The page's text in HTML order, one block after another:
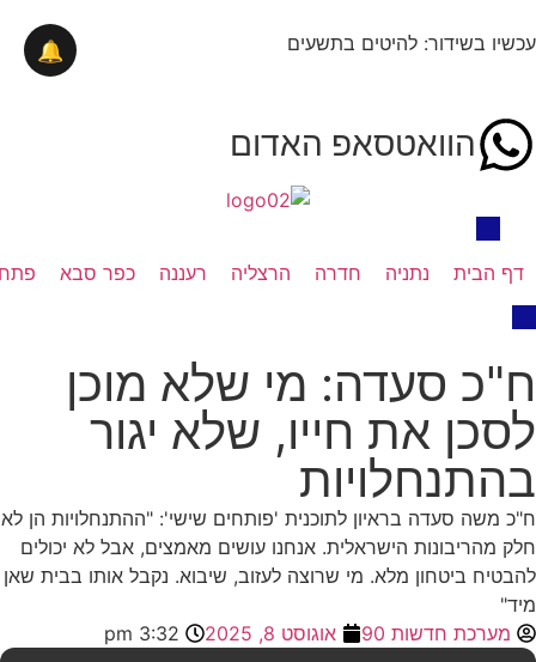
עכשיו בשידור: להיטים בתשעים
הוואטסאפ האדום
דף הבית נתניה חדרה הרצליה רעננה כפר סבא
ח"כ סעדה: מי שלא מוכן
לסכן את חייו, שלא יגור
בהתנחלויות
ח"כ משה סעדה בראיון לתוכנית 'פותחים שישי': "ההתנחלויות הן לא
חלק מהריבונות הישראלית. אנחנו עושים מאמצים, אבל לא יכולים
להבטיח ביטחון מלא. מי שרוצה לעזוב, שיבוא. נקבל אותו בבית שאן
מיד"
מערכת חדשות 90
אוגוסט 8, 2025 3:32 pm
🔔